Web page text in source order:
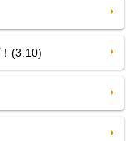
(3.10)